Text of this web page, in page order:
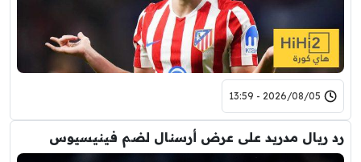
2026/08/05 - 13:59
رد ريال مدريد على عرض أرسنال لضم فينيسيوس